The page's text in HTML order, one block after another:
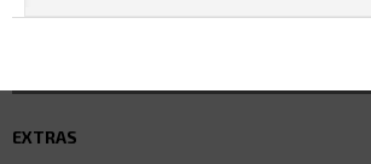
EXTRAS